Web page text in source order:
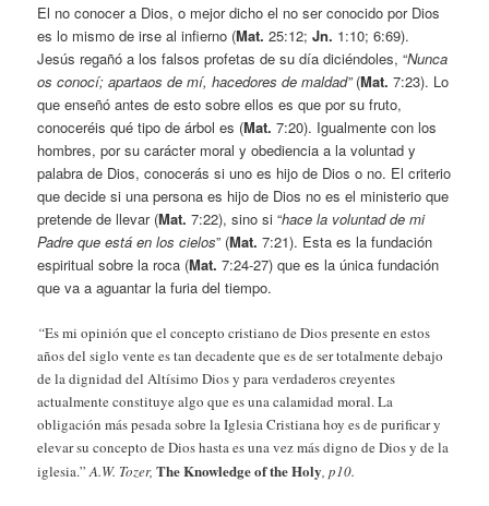
El no conocer a Dios, o mejor dicho el no ser conocido por Dios
es lo mismo de irse al infierno (Mat.25:12;Jn. 1:10; 6:69).
Jesús regañó a los falsos profetas de su día diciéndoles, “Nunca
os conocí; apartaos de mí, hacedores de maldad”(Mat.7:23). Lo
que enseñó antes de esto sobre ellos es que por su fruto,
conoceréis qué tipo de árbol es (Mat.7:20). Igualmente con los
hombres, por su carácter moral y obediencia a la voluntad y
palabra de Dios, conocerás si uno es hijo de Dios o no. El criterio
que decide si una persona es hijo de Dios no es el ministerio que
pretende de llevar (Mat.7:22), sino si “hace la voluntad de mi
Padre que está en los cielos” (Mat.7:21). Esta es la fundación
espiritual sobre la roca (Mat.7:24-27) que es la única fundación
que va a aguantar la furia del tiempo.
“Es mi opinión que el concepto cristiano de Dios presente en estos
años del siglo vente es tan decadente que es de ser totalmente debajo
de la dignidad del Altísimo Dios y para verdaderos creyentes
actualmente constituye algo que es una calamidad moral. La
obligación más pesada sobre la Iglesia Cristiana hoy es de purificar y
elevar su concepto de Dios hasta es una vez más digno de Dios y de la
iglesia.”A.W. Tozer,The Knowledge of the Holy, p10.